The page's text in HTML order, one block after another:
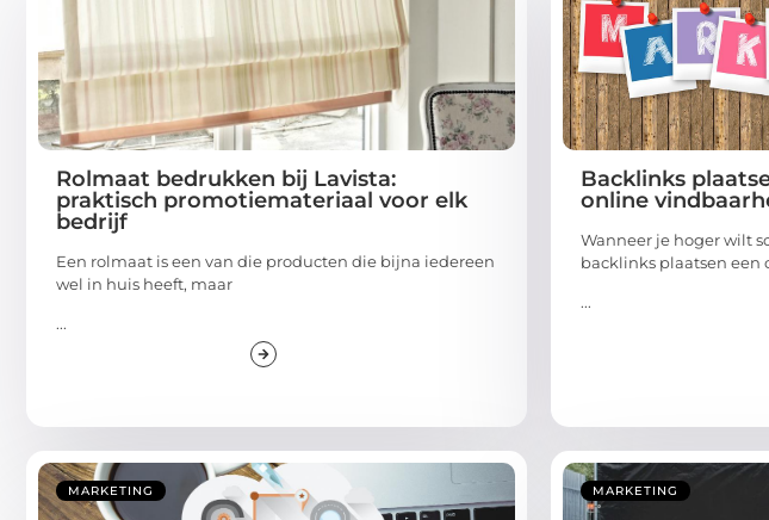
Rolmaat bedrukken bij Lavista:
praktisch promotiemateriaal voor elk
bedrijf
Een rolmaat is een van die producten die bijna iedereen
wel in huis heeft, maar
...
Backlinks
online
Wanneer je hoger wilt
backlinks plaatsen een
...
MARKETING MARKETING